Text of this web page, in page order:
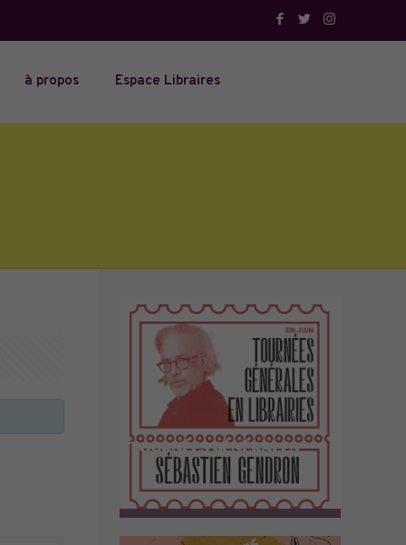
à propos Espace Libraires
TOURNÉES GÉNÉRALES